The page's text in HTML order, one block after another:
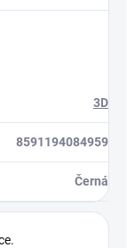
3D
8591194084959
Černá